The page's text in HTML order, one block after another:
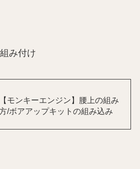
み付け
【モンキーエンジン】腰上の組み
/ボアアップキットの組み込み